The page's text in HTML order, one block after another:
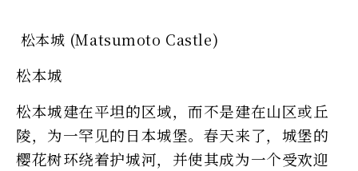
松本城 (Matsumoto Castle)
松本城
松本城建在平坦的区域，而不是建在山区或丘
陵，为一罕见的日本城堡。春天来了，城堡的
樱花树环绕着护城河，并使其成为一个受欢迎